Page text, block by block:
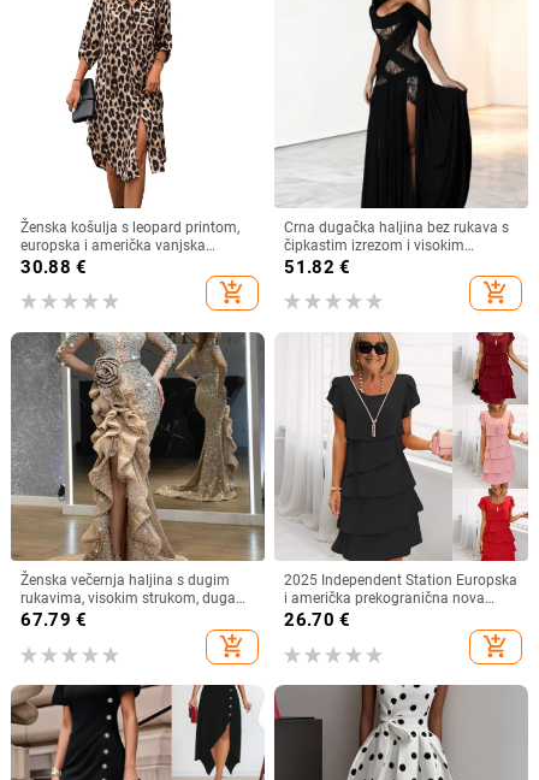
Ženska košulja s leopard printom,
europska i američka vanjska
trgovina, tkana haljina s rukavima i
sedam točaka, široka modna
ženska midi haljina s razdjelnim
30.88 €
add_shopping_cart
Crna dugačka haljina bez rukava s
čipkastim izrezom i visokim
prorezom, večernja haljina
51.82 €
add_shopping_cart
Ženska večernja haljina s dugim
rukavima, visokim strukom, duga
suknja, metalni sprej materijal,
67.79 €
add_shopping_cart
2025 Independent Station Europska
i američka prekogranična nova
ljetna haljina kratkih rukava
okruglog izreza jednobojna ženska
26.70 €
add_shopping_cart